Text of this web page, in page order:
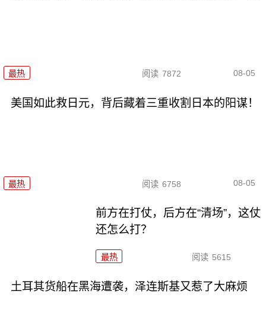
最热 阅读 7872 08-05
美国如此救日元，背后藏着三重收割日本的阳谋！
最热 阅读 6758 08-05
前方在打仗，后方在“清场”，这仗
还怎么打？
最热 阅读 5615
土耳其货船在黑海遭袭，泽连斯基又惹了大麻烦